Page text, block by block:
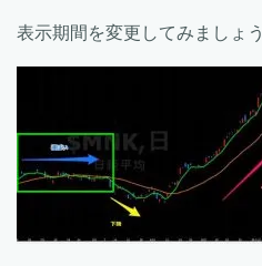
表示期間を変更してみましょう